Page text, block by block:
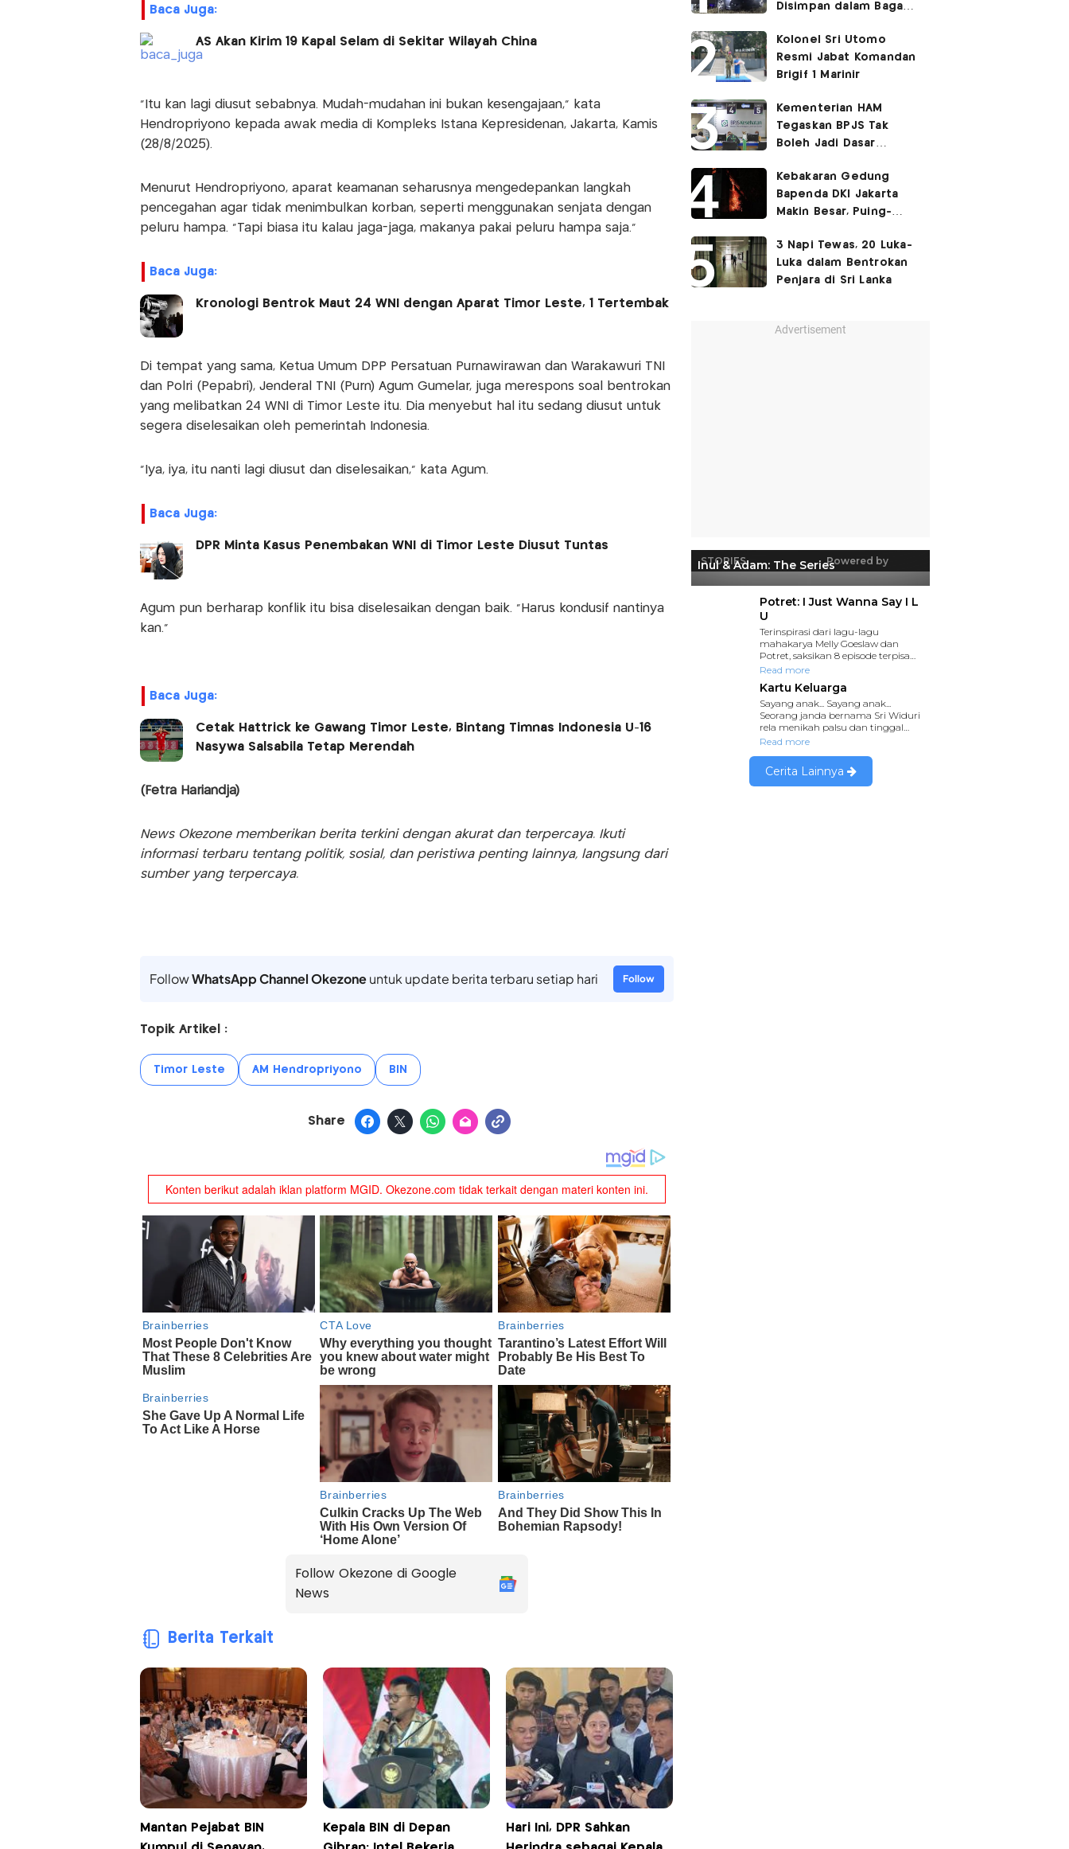
Baca Juga:
AS Akan Kirim 19 Kapal Selam di Sekitar Wilayah China
“Itu kan lagi diusut sebabnya. Mudah-mudahan ini bukan kesengajaan,” kata
Hendropriyono kepada awak media di Kompleks Istana Kepresidenan, Jakarta, Kamis
(28/8/2025).
Menurut Hendropriyono, aparat keamanan seharusnya mengedepankan langkah
pencegahan agar tidak menimbulkan korban, seperti menggunakan senjata dengan
peluru hampa. “Tapi biasa itu kalau jaga-jaga, makanya pakai peluru hampa saja.”
Baca Juga:
Kronologi Bentrok Maut 24 WNI dengan Aparat Timor Leste, 1 Tertembak
Di tempat yang sama, Ketua Umum DPP Persatuan Purnawirawan dan Warakawuri TNI
dan Polri (Pepabri), Jenderal TNI (Purn) Agum Gumelar, juga merespons soal bentrokan
yang melibatkan 24 WNI di Timor Leste itu. Dia menyebut hal itu sedang diusut untuk
segera diselesaikan oleh pemerintah Indonesia.
“Iya, iya, itu nanti lagi diusut dan diselesaikan,” kata Agum.
Baca Juga:
DPR Minta Kasus Penembakan WNI di Timor Leste Diusut Tuntas
Agum pun berharap konflik itu bisa diselesaikan dengan baik. “Harus kondusif nantinya
kan.”
Baca Juga:
Cetak Hattrick ke Gawang Timor Leste, Bintang Timnas Indonesia U-16
Nasywa Salsabila Tetap Merendah
(Fetra Hariandja)
News Okezone memberikan berita terkini dengan akurat dan terpercaya. Ikuti
informasi terbaru tentang politik, sosial, dan peristiwa penting lainnya, langsung dari
sumber yang terpercaya.
FollowWhatsApp Channel Okezoneuntuk update berita terbaru setiap hari Follow
Topik Artikel :
Timor Leste AM Hendropriyono BIN
Share
Follow Okezone di Google
News
Berita Terkait
Mantan Pejabat BIN
Kepala BIN di Depan
Hari Ini, DPR Sahkan
Disimpan dalam Bagasi
Kolonel Sri Utomo
Resmi Jabat Komandan
Brigif 1 Marinir
Kementerian HAM
Tegaskan BPJS Tak
Boleh Jadi Dasar
Layanan Kesehatan
Kebakaran Gedung
Bapenda DKI Jakarta
Makin Besar, Puing-
3 Napi Tewas, 20 Luka-
Luka dalam Bentrokan
Penjara di Sri Lanka
Advertisement